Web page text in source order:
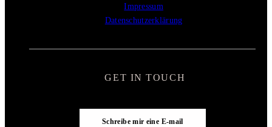
GET IN TOUCH
Schreibe mir eine E-mail
Impressum
Datenschutzerklärung